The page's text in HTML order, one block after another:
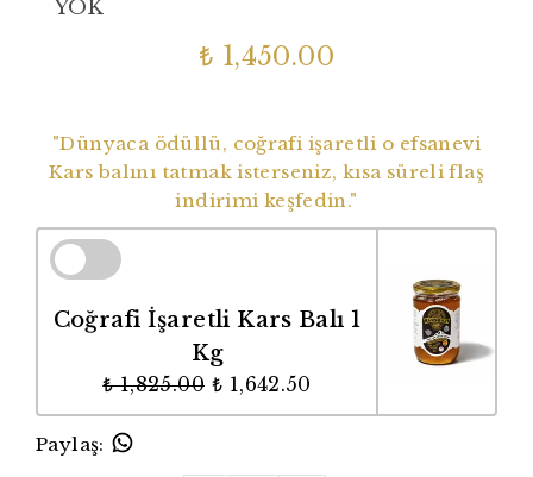
YOK
₺ 1,450.00
"Dünyaca ödüllü, coğrafi işaretli o efsanevi
Kars balını tatmak isterseniz, kısa süreli flaş
indirimi keşfedin."
Coğrafi İşaretli Kars Balı 1
Kg
₺ 1,825.00 ₺ 1,642.50
Paylaş: